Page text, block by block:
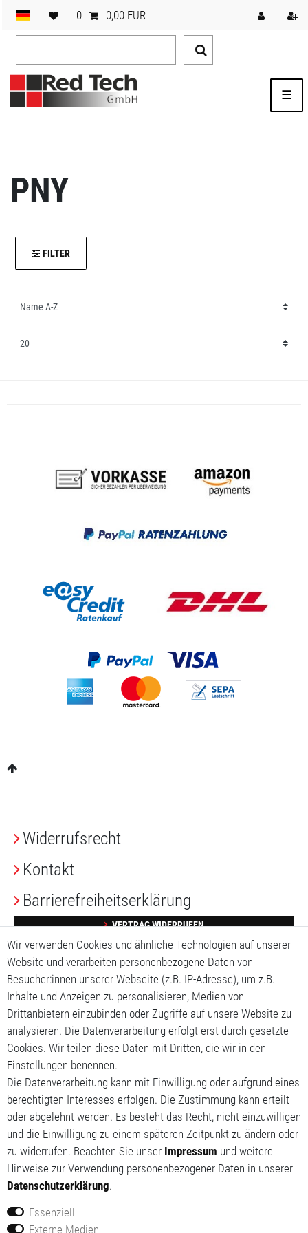
0 0,00 EUR
☰
PNY
FILTER
Widerrufs­recht
Kontakt
Barrierefreiheitserklärung
VERTRAG WIDERRUFEN
Impressum
Daten­schutz­erklärung
AGB
Mein Konto
Mein Warenkorb
Meine Wunschliste
Wir verwenden Cookies und ähnliche Technologien auf unserer
Website und verarbeiten personenbezogene Daten von
Besucher:innen unserer Webseite (z.B. IP-Adresse), um z.B.
Inhalte und Anzeigen zu personalisieren, Medien von
Drittanbietern einzubinden oder Zugriffe auf unsere Website zu
analysieren. Die Datenverarbeitung erfolgt erst durch gesetzte
Cookies. Wir teilen diese Daten mit Dritten, die wir in den
Einstellungen benennen.
Die Datenverarbeitung kann mit Einwilligung oder aufgrund eines
berechtigten Interesses erfolgen. Die Zustimmung kann erteilt
oder abgelehnt werden. Es besteht das Recht, nicht einzuwilligen
und die Einwilligung zu einem späteren Zeitpunkt zu ändern oder
zu widerrufen. Beachten Sie unser Impressum und weitere
Hinweise zur Verwendung personenbezogener Daten in unserer
Daten­schutz­erklärung.
Essenziell
Externe Medien